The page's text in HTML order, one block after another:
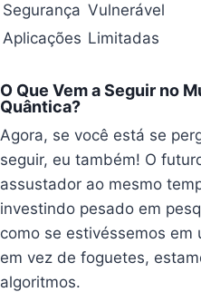
Segurança Vulnerável
Aplicações Limitadas
O Que Vem a Seguir no
Quântica?
Agora, se você está se
seguir, eu também! O
assustador ao mesmo
investindo pesado em
como se estivéssemos em
em vez de foguetes,
algoritmos.